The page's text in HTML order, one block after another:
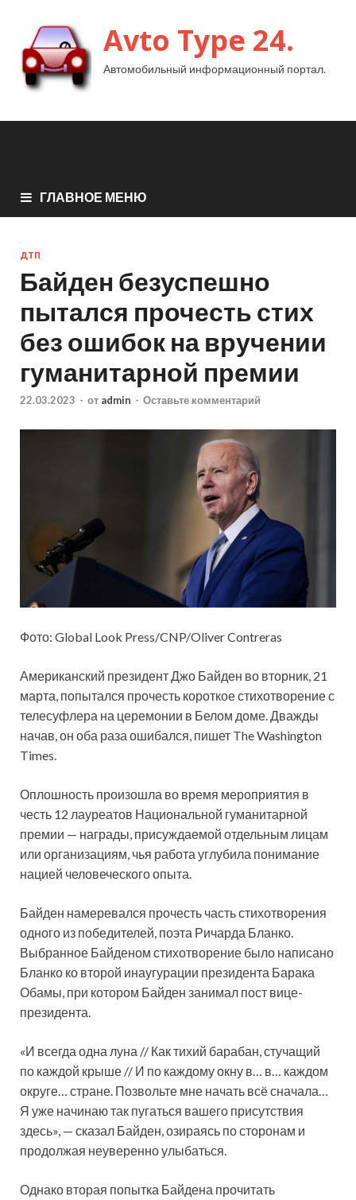
Avto Type 24.
Автомобильный информационный портал.
ГЛАВНОЕ МЕНЮ
ДТП
Байден безуспешно
пытался прочесть стих
без ошибок на вручении
гуманитарной премии
22.03.2023 - от admin - Оставьте комментарий
Фото: Global Look Press/CNP/Oliver Contreras
Американский президент Джо Байден во вторник, 21
марта, попытался прочесть короткое стихотворение с
телесуфлера на церемонии в Белом доме. Дважды
начав, он оба раза ошибался, пишет The Washington
Times.
Оплошность произошла во время мероприятия в
честь 12 лауреатов Национальной гуманитарной
премии — награды, присуждаемой отдельным лицам
или организациям, чья работа углубила понимание
нацией человеческого опыта.
Байден намеревался прочесть часть стихотворения
одного из победителей, поэта Ричарда Бланко.
Выбранное Байденом стихотворение было написано
Бланко ко второй инаугурации президента Барака
Обамы, при котором Байден занимал пост вице-
президента.
«И всегда одна луна // Как тихий барабан, стучащий
по каждой крыше // И по каждому окну в… в… каждом
округе… стране. Позвольте мне начать всё сначала…
Я уже начинаю так пугаться вашего присутствия
здесь», — сказал Байден, озираясь по сторонам и
продолжая неуверенно улыбаться.
Однако вторая попытка Байдена прочитать